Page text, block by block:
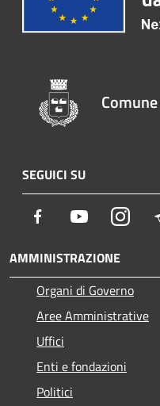
SEGUICI SU
Facebook Youtube
AMMINISTRAZIONE
Organi di Governo
Aree Amministrative
Uffici
Enti e fondazioni
Politici